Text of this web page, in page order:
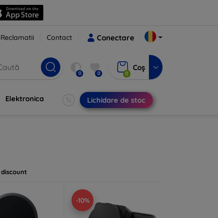
Reclamatii Contact Conectare
0 0 0
Coș
Elektronica Lichidare de stoc
discount
-10%